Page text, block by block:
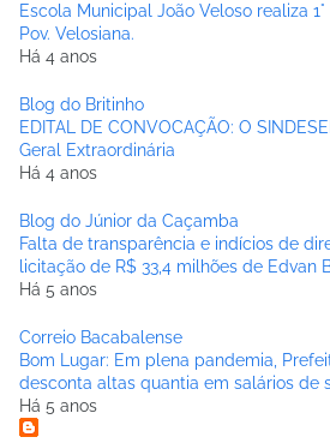
Escola Municipal João Veloso realiza
Pov. Velosiana.
Há 4 anos
Blog do Britinho
EDITAL DE CONVOCAÇÃO: O
Geral Extraordinária
Há 4 anos
Blog do Júnior da Caçamba
Falta de transparência e indícios de
licitação de R$ 33,4 milhões de Edvan
Há 5 anos
Correio Bacabalense
Bom Lugar: Em plena pandemia,
desconta altas quantia em salários de
Há 5 anos